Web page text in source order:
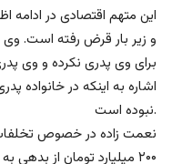
این متهم اقتصادی در ادامه
و زیر بار قرض رفته است.
برای وی پدری نکرده و وی
اشاره به اینکه در خانواده
نبوده است.
نعمت زاده در خصوص